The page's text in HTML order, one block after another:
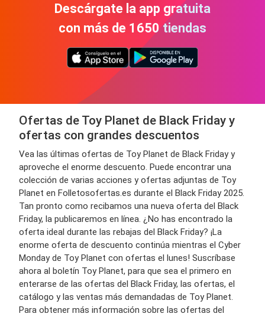
Descárgate la app gratuita
con más de 1650 tiendas
Ofertas de Toy Planet de Black Friday y
ofertas con grandes descuentos
Vea las últimas ofertas de Toy Planet de Black Friday y
aproveche el enorme descuento. Puede encontrar una
colección de varias acciones y ofertas adjuntas de Toy
Planet en Folletosofertas.es durante el Black Friday 2025.
Tan pronto como recibamos una nueva oferta del Black
Friday, la publicaremos en línea. ¿No has encontrado la
oferta ideal durante las rebajas del Black Friday? ¡La
enorme oferta de descuento continúa mientras el Cyber ​​
Monday de Toy Planet con ofertas el lunes! Suscríbase
ahora al boletín Toy Planet, para que sea el primero en
enterarse de las ofertas del Black Friday, las ofertas, el
catálogo y las ventas más demandadas de Toy Planet.
Para obtener más información sobre las ofertas del